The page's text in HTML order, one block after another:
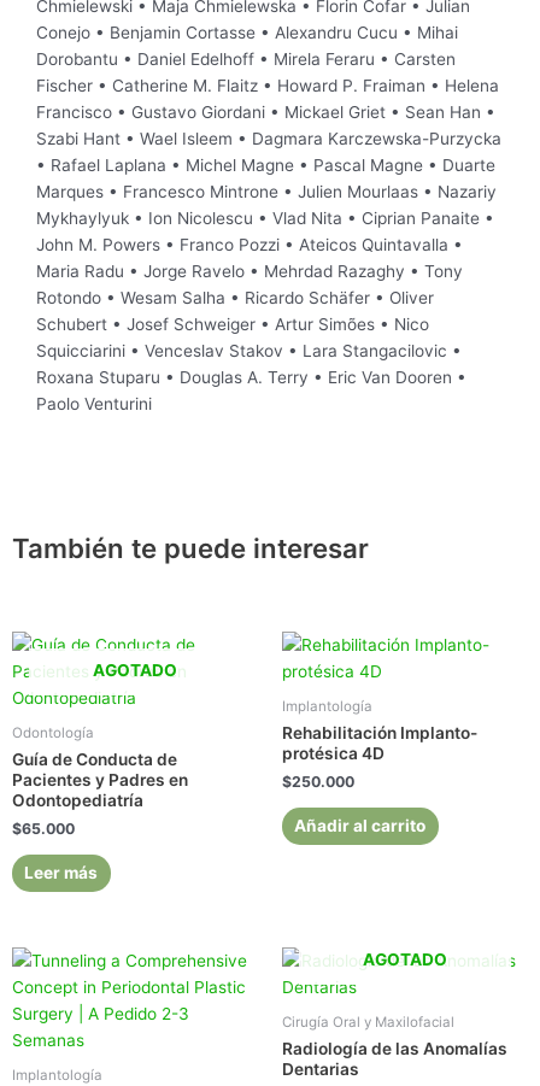
Chmielewski • Maja Chmielewska • Florin Cofar • Julian
Conejo • Benjamin Cortasse • Alexandru Cucu • Mihai
Dorobantu • Daniel Edelhoff • Mirela Feraru • Carsten
Fischer • Catherine M. Flaitz • Howard P. Fraiman • Helena
Francisco • Gustavo Giordani • Mickael Griet • Sean Han •
Szabi Hant • Wael Isleem • Dagmara Karczewska-Purzycka
• Rafael Laplana • Michel Magne • Pascal Magne • Duarte
Marques • Francesco Mintrone • Julien Mourlaas • Nazariy
Mykhaylyuk • Ion Nicolescu • Vlad Nita • Ciprian Panaite •
John M. Powers • Franco Pozzi • Ateicos Quintavalla •
Maria Radu • Jorge Ravelo • Mehrdad Razaghy • Tony
Rotondo • Wesam Salha • Ricardo Schäfer • Oliver
Schubert • Josef Schweiger • Artur Simões • Nico
Squicciarini • Venceslav Stakov • Lara Stangacilovic •
Roxana Stuparu • Douglas A. Terry • Eric Van Dooren •
Paolo Venturini
También te puede interesar
AGOTADO
Odontología
Guía de Conducta de
Pacientes y Padres en
Odontopediatría
$65.000
Leer más
Implantología
Rehabilitación Implanto-
protésica 4D
$250.000
Añadir al carrito
Implantología
AGOTADO
Cirugía Oral y Maxilofacial
Radiología de las Anomalías
Dentarias